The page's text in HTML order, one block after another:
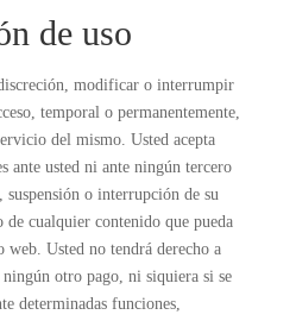
de uso
modificar o interrumpir
temporal o permanentemente,
del mismo. Usted acepta
ante usted ni ante ningún tercero
o interrupción de su
de cualquier contenido que pueda
Usted no tendrá derecho a
otro pago, ni siquiera si se
determinadas funciones,